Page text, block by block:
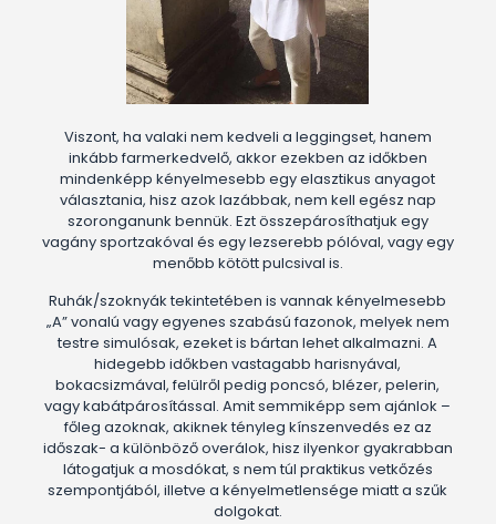
Viszont, ha valaki nem kedveli a leggingset, hanem
inkább farmerkedvelő, akkor ezekben az időkben
mindenképp kényelmesebb egy elasztikus anyagot
választania, hisz azok lazábbak, nem kell egész nap
szoronganunk bennük. Ezt összepárosíthatjuk egy
vagány sportzakóval és egy lezserebb pólóval, vagy egy
menőbb kötött pulcsival is.
Ruhák/szoknyák tekintetében is vannak kényelmesebb
„A” vonalú vagy egyenes szabású fazonok, melyek nem
testre simulósak, ezeket is bártan lehet alkalmazni. A
hidegebb időkben vastagabb harisnyával,
bokacsizmával, felülről pedig poncsó, blézer, pelerin,
vagy kabátpárosítással. Amit semmiképp sem ajánlok –
főleg azoknak, akiknek tényleg kínszenvedés ez az
időszak- a különböző overálok, hisz ilyenkor gyakrabban
látogatjuk a mosdókat, s nem túl praktikus vetkőzés
szempontjából, illetve a kényelmetlensége miatt a szűk
dolgokat.